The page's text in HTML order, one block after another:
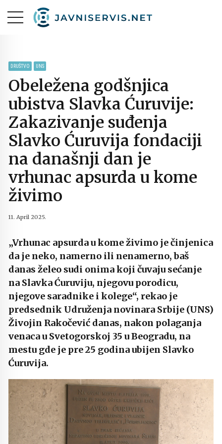
DRUŠTVO UNS
Obeležena godšnjica
ubistva Slavka Ćuruvije:
Zakazivanje suđenja
Slavko Ćuruvija fondaciji
na današnji dan je
vrhunac apsurda u kome
živimo
11. April 2025.
„Vrhunac apsurda u kome živimo je činjenica
da je neko, namerno ili nenamerno, baš
danas želeo sudi onima koji čuvaju sećanje
na Slavka Ćuruviju, njegovu porodicu,
njegove saradnike i kolege“, rekao je
predsednik Udruženja novinara Srbije (UNS)
Živojin Rakočević danas, nakon polaganja
venaca u Svetogorskoj 35 u Beogradu, na
mestu gde je pre 25 godina ubijen Slavko
Ćuruvija.